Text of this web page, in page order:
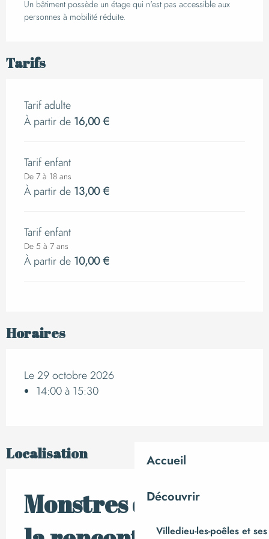
Accueil
Découvrir
Villedieu-les-poêles et
Un bâtiment possède un étage qui n'est pas accessible aux
personnes à mobilité réduite.
Tarifs
Tarif adulte
À partir de 16,00 €
Tarif enfant
De 7 à 18 ans
À partir de 13,00 €
Tarif enfant
De 5 à 7 ans
À partir de 10,00 €
Horaires
Le 29 octobre 2026
14:00 à 15:30
Localisation
Monstres d'argile, à